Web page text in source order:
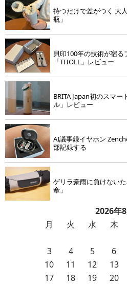
持つだけで差がつく 大
瓶」
貝印100年の技術が宿
「THOLL」レビュー
BRITA Japan初のスマー
ル」レビュー
AI議事録イヤホン
部記録する
ゲリラ豪雨に負けない
傘」
2026年
月
火 水 木
3
4 5 6
10
11 12 13
17
18 19 20